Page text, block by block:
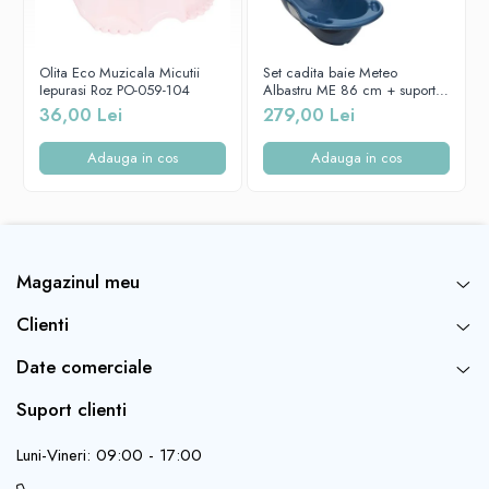
suplimentar de bumbac.
Absoarbe perfect umezeala fara a irita pielea bebelusului tau
Agatatoarea oferă posibilitatea de a agăța prosopul, ceea ce
facilitează uscarea acestuia
Material plusat, moale, placut la atingere, cu o capacitate
mare de absorbtie a apei
Olita Eco Muzicala Micutii
Iepurasi Roz PO-059-104
36,00 Lei
Adauga in cos
Set cadita baie Meteo
Albastru ME 86 cm + suport
metalic + suport anatomic
cadita copii, bebelusi
279,00 Lei
Adauga in cos
Magazinul meu
Clienti
Date comerciale
Suport clienti
Luni-Vineri: 09:00 - 17:00